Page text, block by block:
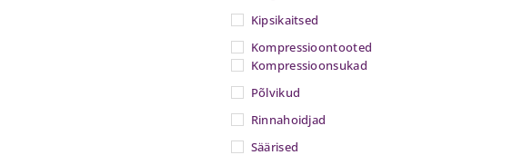
Kipsikaitsed
Kompressioontooted
Kompressioonsukad
Põlvikud
Rinnahoidjad
Säärised